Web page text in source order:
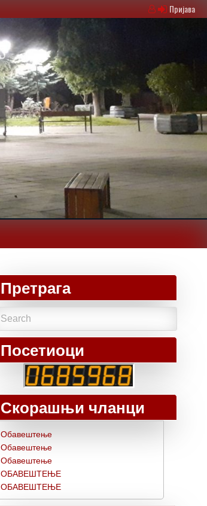
Пријава
Претрага
Посетиоци
Скорашњи чланци
Обавештење
Обавештење
Обавештење
ОБАВЕШТЕЊЕ
ОБАВЕШТЕЊЕ